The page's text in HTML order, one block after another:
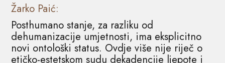
Žarko Paić:
Posthumano stanje, za razliku od
dehumanizacije umjetnosti, ima eksplicitno
novi ontološki status. Ovdje više nije riječ o
etičko-estetskom sudu dekadencije ljepote i